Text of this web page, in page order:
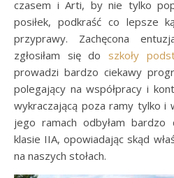
czasem i Arti, by nie tylko
posiłek, podkraść co lepsze
przyprawy. Zachęcona
zgłosiłam się do szkoły
prowadzi bardzo ciekawy
polegający na współpracy i
wykraczającą poza ramy tylko i
jego ramach odbyłam
klasie IIA, opowiadając skąd
na naszych stołach.